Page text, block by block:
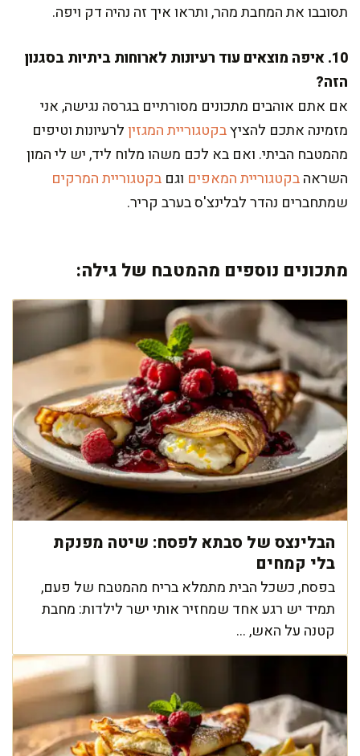
תסובבו את המחבת מהר, ותראו איך זה נהיה דק ויפה.
10. איפה מוצאים עוד רעיונות לארוחות ביתיות בסגנון
הזה?
אם אתם אוהבים מתכונים מסורתיים בגרסה נגישה, אני
מזמינה אתכם להציץבקטגוריית המגזיןלרעיונות וטיפים
מהמטבח הביתי. ואם בא לכם משהו מלוח ליד, יש לי המון
השראהבקטגוריית המאפים וגם בקטגוריית המרקים
שמתחברים נהדר לבלינצ'ס בערב קריר.
מתכונים נוספים מהמטבח של גילה:
הבלינצס של סבתא לפסח: שיטה מפנקת
בלי קמחים
בפסח, כשכל הבית מתמלא בריח מהמטבח של פעם,
תמיד יש רגע אחד שמחזיר אותי ישר לילדות: מחבת
קטנה על האש, ...